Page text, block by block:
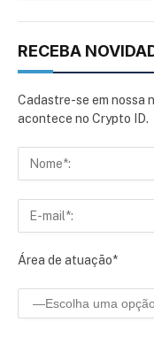
RECEBA
Cadastre-se em nossa
acontece no Crypto ID.
Área de atuação*